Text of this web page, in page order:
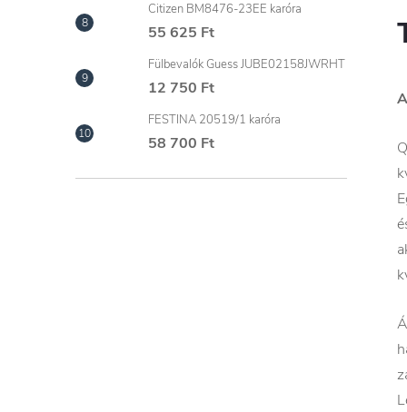
Citizen BM8476-23EE karóra
55 625 Ft
Fülbevalók Guess JUBE02158JWRHT
12 750 Ft
FESTINA 20519/1 karóra
58 700 Ft